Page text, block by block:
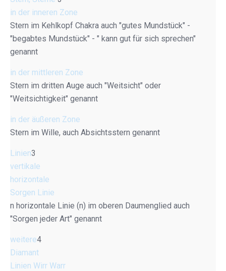
in der inneren Zone
Stern im Kehlkopf Chakra auch "gutes Mundstück" -
"begabtes Mundstück" - " kann gut für sich sprechen"
genannt
in der mittleren Zone
Stern im dritten Auge auch "Weitsicht" oder
"Weitsichtigkeit" genannt
in der äußeren Zone
Stern im Wille, auch Absichtsstern genannt
Linien3
vertikale
horizontale
Sorgen Linie
n horizontale Linie (n) im oberen Daumenglied auch
"Sorgen jeder Art" genannt
weitere4
Diamant
Linien Wirr Warr